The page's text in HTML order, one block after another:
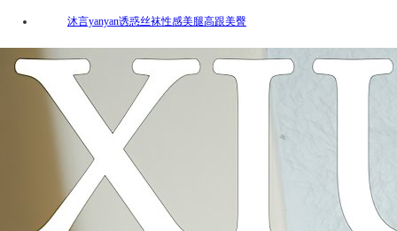
沐言yanyan诱惑丝袜性感美腿高跟美臀